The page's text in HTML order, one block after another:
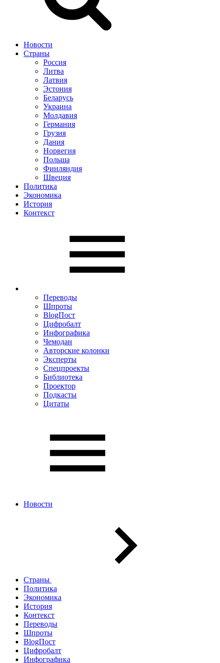
Новости
Страны
Россия
Литва
Латвия
Эстония
Беларусь
Украина
Молдавия
Германия
Грузия
Дания
Норвегия
Польша
Финляндия
Швеция
Политика
Экономика
История
Контекст
Переводы
Шпроты
BlogПост
Цифробалт
Инфографика
Чемодан
Авторские колонки
Эксперты
Спецпроекты
Библиотека
Проектор
Подкасты
Цитаты
Новости
Страны
Политика
Экономика
История
Контекст
Переводы
Шпроты
BlogПост
Цифробалт
Инфографика